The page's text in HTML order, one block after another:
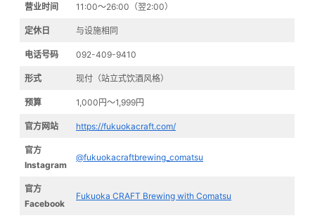
营业时间 11:00〜26:00（翌2:00）
定休日 与设施相同
电话号码 092-409-9410
形式 现付（站立式饮酒风格）
预算 1,000円〜1,999円
官方网站 https://fukuokacraft.com/
官方
Instagram
@fukuokacraftbrewing_comatsu
官方
Facebook
Fukuoka CRAFT Brewing with Comatsu